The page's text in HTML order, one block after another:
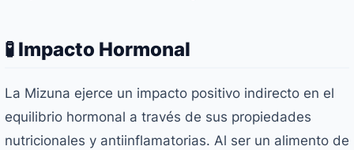
🧪 Impacto Hormonal
La Mizuna ejerce un impacto positivo indirecto en el
equilibrio hormonal a través de sus propiedades
nutricionales y antiinflamatorias. Al ser un alimento de